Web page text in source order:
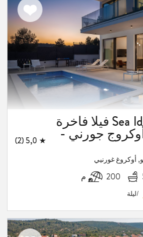
اضف
الى
المفضلة
فيلا فاخرة Sea Idea مع مسبح
جورني - ★ 5,0 (2)
أوكروغ غورنيي
200 م
/ليلة